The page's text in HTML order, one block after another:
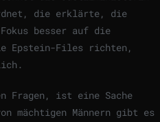
die erklärte, die
besser auf die
Epstein-Files richten,
Fragen, ist eine Sache
mächtigen Männern gibt es